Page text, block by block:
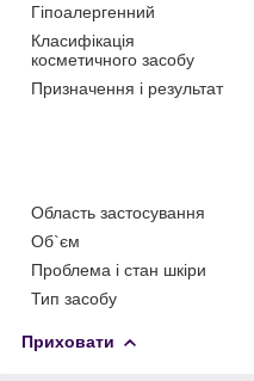
Гіпоалергенний
Класифікація
косметичного засобу
Призначення і результат
Область застосування
Об`єм
Проблема і стан шкіри
Тип засобу
Приховати